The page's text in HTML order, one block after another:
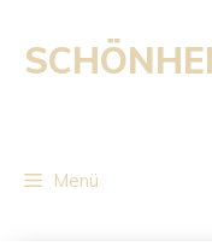
Inhalt
springen
Menü